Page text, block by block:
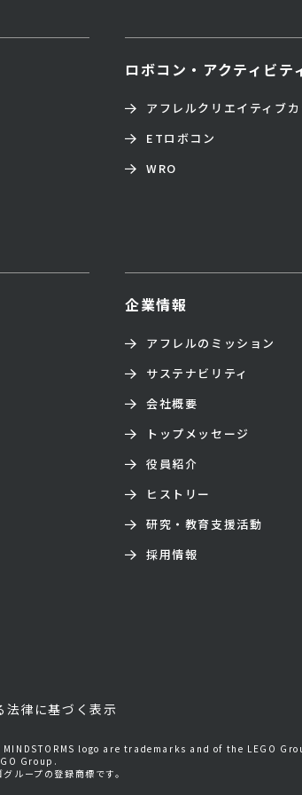
ロボコン・アクティビテ
アフレルクリエイティブ
ETロボコン
WRO
企業情報
アフレルのミッション
サステナビリティ
会社概要
トップメッセージ
役員紹介
ヒストリー
研究・教育支援活動
採用情報
法律に基づく表示
logo are trademarks and of the LEGO
Group.
ループの登録商標です。